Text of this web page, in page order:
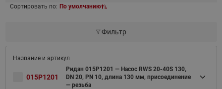
Сортировать по: По умолчанию
Фильтр
015P1201
Ридан 015P1201 — Насос RWS 20-40S 130,
DN 20, PN 10, длина 130 мм, присоединение
— резьба